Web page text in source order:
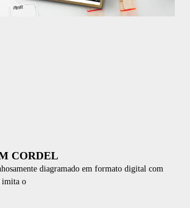
CORDEL
diagramado em formato digital com
imita o